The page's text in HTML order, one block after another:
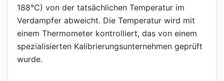
188°C) von der tatsächlichen Temperatur im
Verdampfer abweicht. Die Temperatur wird mit
einem Thermometer kontrolliert, das von einem
spezialisierten Kalibrierungsunternehmen geprüft
wurde.